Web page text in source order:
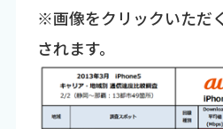
※画像をクリックいただ
されます。